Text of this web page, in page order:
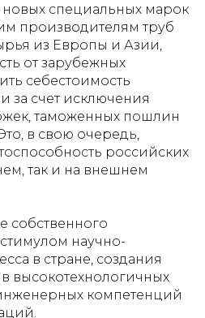
специальных марок
производителям труб
из Европы и Азии,
от зарубежных
себестоимость
за счет исключения
таможенных пошлин
в свою очередь,
российских
так и на внешнем
собственного
научно-
в стране, создания
высокотехнологичных
компетенций